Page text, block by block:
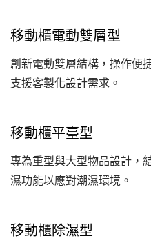
移動櫃電動雙層型
創新電動雙層結構，操作便
支援客製化設計需求。
移動櫃平臺型
專為重型與大型物品設計，
濕功能以應對潮濕環境。
移動櫃除濕型